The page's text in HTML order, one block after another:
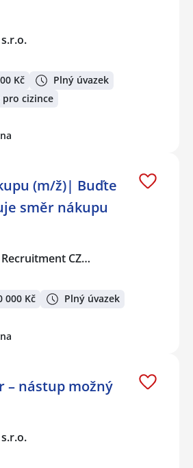
s.r.o.
Kč
Plný úvazek
cizince
(m/ž)| Buďte
směr nákupu
CZ…
000 Kč Plný úvazek
– nástup možný